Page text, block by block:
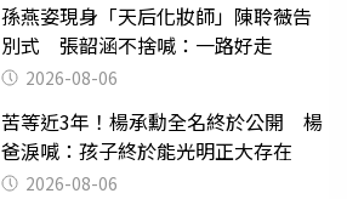
孫燕姿現身「天后化妝師」陳聆薇告
別式 張韶涵不捨喊：一路好走
2026-08-06
苦等近3年！楊承勳全名終於公開 楊
爸淚喊：孩子終於能光明正大存在
2026-08-06